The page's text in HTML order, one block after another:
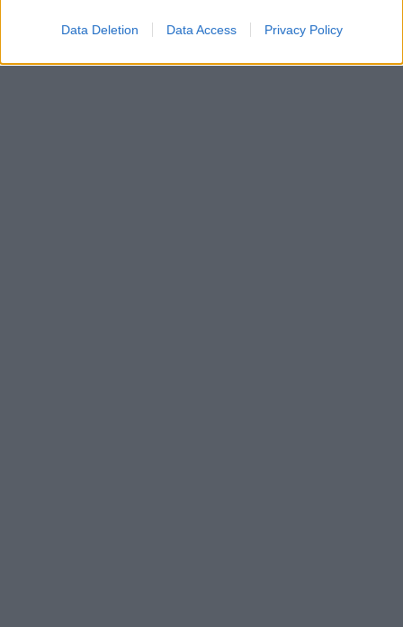
Data Deletion Data Access Privacy Policy